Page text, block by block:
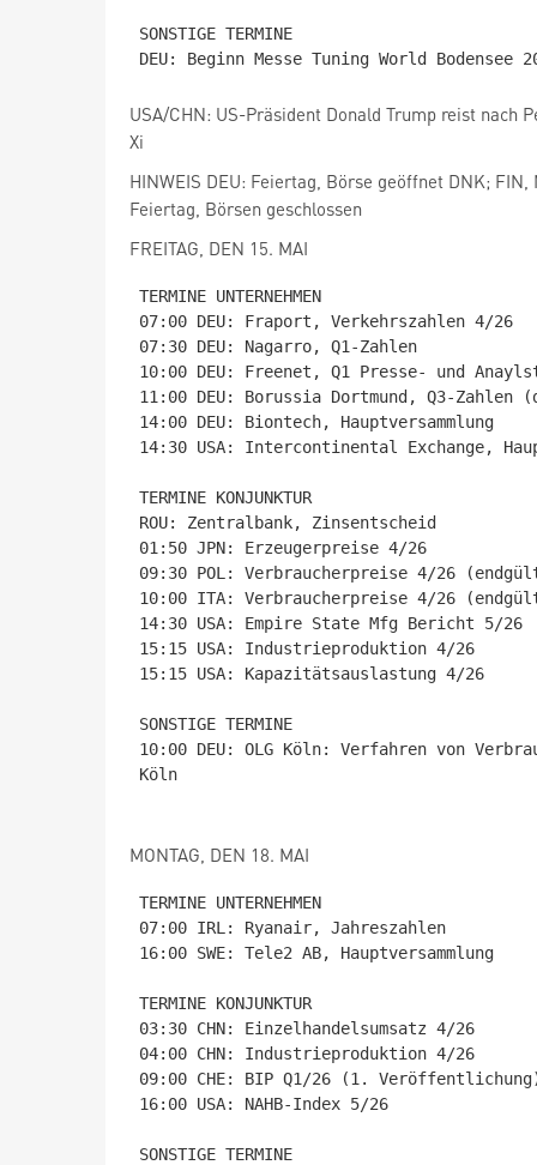
SONSTIGE TERMINE
USA/CHN: US-Präsident Donald Trump reist nach
Xi
HINWEIS DEU: Feiertag, Börse geöffnet DNK; FIN,
Feiertag, Börsen geschlossen
FREITAG, DEN 15. MAI
TERMINE UNTERNEHMEN
07:00 DEU: Fraport, Verkehrszahlen 4/26
07:30 DEU: Nagarro, Q1-Zahlen
10:00 DEU: Freenet, Q1 Presse- und
11:00 DEU: Borussia Dortmund, Q3-
14:00 DEU: Biontech, Hauptversammlung
14:30 USA: Intercontinental Exchange,
TERMINE KONJUNKTUR
ROU: Zentralbank, Zinsentscheid
01:50 JPN: Erzeugerpreise 4/26
09:30 POL: Verbraucherpreise 4/26
10:00 ITA: Verbraucherpreise 4/26
14:30 USA: Empire State Mfg Bericht 5/26
15:15 USA: Industrieproduktion 4/26
15:15 USA: Kapazitätsauslastung 4/26
SONSTIGE TERMINE
10:00 DEU: OLG Köln: Verfahren von
Köln
MONTAG, DEN 18. MAI
TERMINE UNTERNEHMEN
07:00 IRL: Ryanair, Jahreszahlen
16:00 SWE: Tele2 AB, Hauptversammlung
TERMINE KONJUNKTUR
03:30 CHN: Einzelhandelsumsatz 4/26
04:00 CHN: Industrieproduktion 4/26
09:00 CHE: BIP Q1/26 (1.
16:00 USA: NAHB-Index 5/26
SONSTIGE TERMINE